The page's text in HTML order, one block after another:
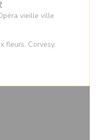
vieille ville
fleurs, Corvesy,